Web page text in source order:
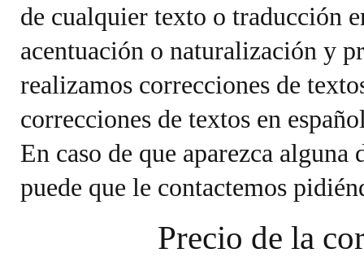
de cualquier texto o traducción
acentuación o naturalización y
realizamos correcciones de
correcciones de textos en
En caso de que aparezca
puede que le contactemos
Precio de la